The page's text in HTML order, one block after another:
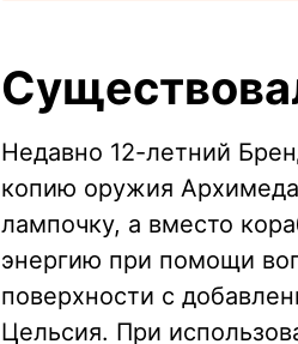
Недавно 12-летний
копию оружия
лампочку, а вместо
энергию при помощи
поверхности с
Цельсия. При